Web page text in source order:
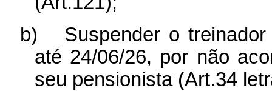
b)
Suspender o
até 24/06/26, por não
seu pensionista (Art.34